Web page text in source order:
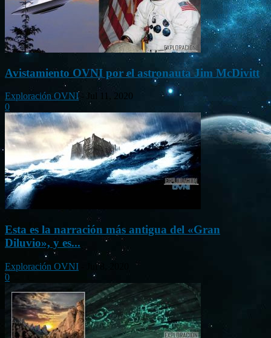
Avistamiento OVNI por el astronauta Jim McDivitt
Exploración OVNI - Jul 11, 2020
0
Esta es la narración más antigua del «Gran
Diluvio», y es...
Exploración OVNI
Jul 8, 2020
0